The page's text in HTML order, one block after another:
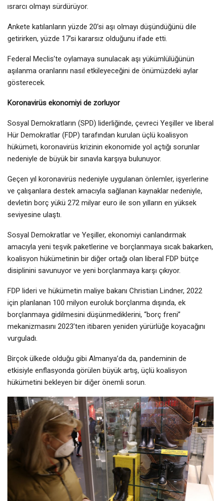
ısrarcı olmayı sürdürüyor.
Ankete katılanların yüzde 20’si aşı olmayı düşündüğünü dile
getirirken, yüzde 17’si kararsız olduğunu ifade etti.
Federal Meclis’te oylamaya sunulacak aşı yükümlülüğünün
aşılanma oranlarını nasıl etkileyeceğini de önümüzdeki aylar
gösterecek.
Koronavirüs ekonomiyi de zorluyor
Sosyal Demokratların (SPD) liderliğinde, çevreci Yeşiller ve liberal
Hür Demokratlar (FDP) tarafından kurulan üçlü koalisyon
hükümeti, koronavirüs krizinin ekonomide yol açtığı sorunlar
nedeniyle de büyük bir sınavla karşıya bulunuyor.
Geçen yıl koronavirüs nedeniyle uygulanan önlemler, işyerlerine
ve çalışanlara destek amacıyla sağlanan kaynaklar nedeniyle,
devletin borç yükü 272 milyar euro ile son yılların en yüksek
seviyesine ulaştı.
Sosyal Demokratlar ve Yeşiller, ekonomiyi canlandırmak
amacıyla yeni teşvik paketlerine ve borçlanmaya sıcak bakarken,
koalisyon hükümetinin bir diğer ortağı olan liberal FDP bütçe
disiplinini savunuyor ve yeni borçlanmaya karşı çıkıyor.
FDP lideri ve hükümetin maliye bakanı Christian Lindner, 2022
için planlanan 100 milyon euroluk borçlanma dışında, ek
borçlanmaya gidilmesini düşünmediklerini, “borç freni”
mekanizmasını 2023’ten itibaren yeniden yürürlüğe koyacağını
vurguladı.
Birçok ülkede olduğu gibi Almanya’da da, pandeminin de
etkisiyle enflasyonda görülen büyük artış, üçlü koalisyon
hükümetini bekleyen bir diğer önemli sorun.